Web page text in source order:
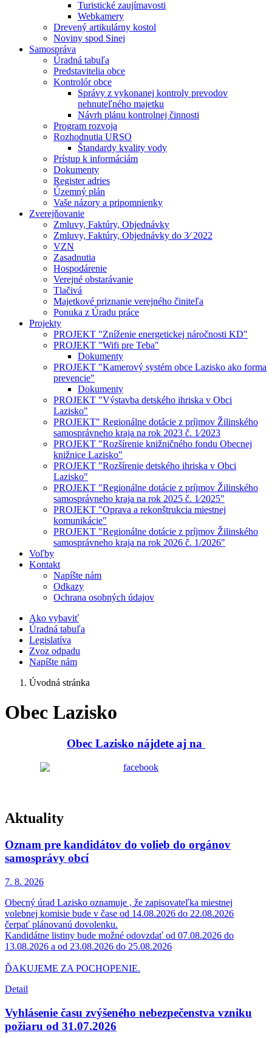
Turistické zaujímavosti
Webkamery
Drevený artikulárny kostol
Noviny spod Sinej
Samospráva
Úradná tabuľa
Predstavitelia obce
Kontrolór obce
Správy z vykonanej kontroly prevodov
nehnuteľného majetku
Návrh plánu kontrolnej činnosti
Program rozvoja
Rozhodnutia URSO
Štandardy kvality vody
Prístup k informáciám
Dokumenty
Register adries
Územný plán
Vaše názory a pripomnienky
Zverejňovanie
Zmluvy, Faktúry, Objednávky
Zmluvy, Faktúry, Objednávky do 3⁄ 2022
VZN
Zasadnutia
Hospodárenie
Verejné obstarávanie
Tlačivá
Majetkové priznanie verejného činiteľa
Ponuka z Úradu práce
Projekty
PROJEKT "Zníženie energetickej náročnosti KD"
PROJEKT "Wifi pre Teba"
Dokumenty
PROJEKT "Kamerový systém obce Lazisko ako forma
prevencie"
Dokumenty
PROJEKT "Výstavba detského ihriska v Obci
Lazisko"
PROJEKT" Regionálne dotácie z príjmov Žilinského
samosprávneho kraja na rok 2023 č. 1⁄2023
PROJEKT "Rozšírenie knižničného fondu Obecnej
knižnice Lazisko"
PROJEKT "Rozšírenie detského ihriska v Obci
Lazisko"
PROJEKT "Regionálne dotácie z príjmov Žilinského
samosprávneho kraja na rok 2025 č. 1⁄2025"
PROJEKT "Oprava a rekonštrukcia miestnej
komunikácie"
PROJEKT "Regionálne dotácie z príjmov Žilinského
samosprávneho kraja na rok 2026 č. 1/2026"
Voľby
Kontakt
Napíšte nám
Odkazy
Ochrana osobných údajov
Ako vybaviť
Úradná tabuľa
Legislatíva
Zvoz odpadu
Napíšte nám
Úvodná stránka
Obec Lazisko
Obec Lazisko nájdete aj na
Aktuality
Oznam pre kandidátov do volieb do orgánov
samosprávy obcí
7. 8. 2026
Obecný úrad Lazisko oznamuje , že zapisovateľka miestnej
volebnej komisie bude v čase od 14.08.2026 do 22.08.2026
čerpať plánovanú dovolenku.
Kandidátne listiny bude možné odovzdať od 07.08.2026 do
13.08.2026 a od 23.08.2026 do 25.08.2026
ĎAKUJEME ZA POCHOPENIE.
Detail
Vyhlásenie času zvýšeného nebezpečenstva vzniku
požiaru od 31.07.2026